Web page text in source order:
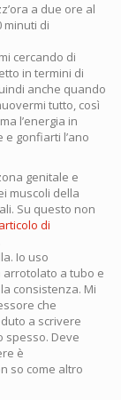
a due ore al
minuti di
cercando di
in termini di
anche quando
tutto, così
l’energia in
gonfiarti l’ano
genitale e
muscoli della
Su questo non
di
Io uso
arrotolato a tubo e
consistenza. Mi
che
a scrivere
spesso. Deve
è
so come altro